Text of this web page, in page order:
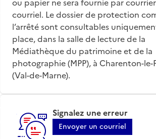
courriel. Le dossier de protection
l’arrêté sont consultables
place, dans la salle de lecture de la
Médiathèque du patrimoine et de la
photographie (MPP), à Charenton-le-
(Val-de-Marne).
Signalez une erreur
Envoyer un courriel